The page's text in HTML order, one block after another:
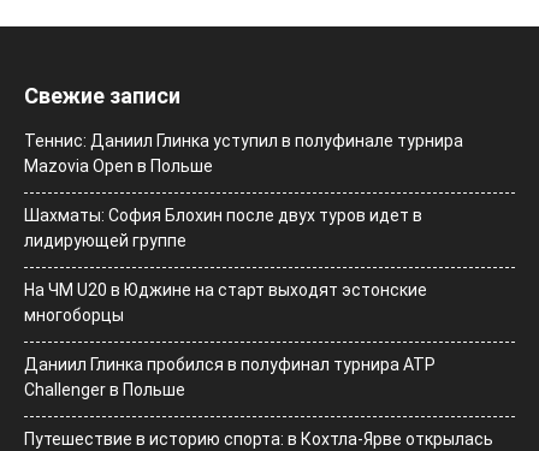
Свежие записи
Теннис: Даниил Глинка уступил в полуфинале турнира
Mazovia Open в Польше
Шахматы: София Блохин после двух туров идет в
лидирующей группе
На ЧМ U20 в Юджине на старт выходят эстонские
многоборцы
Даниил Глинка пробился в полуфинал турнира ATP
Challenger в Польше
Путешествие в историю спорта: в Кохтла-Ярве открылась